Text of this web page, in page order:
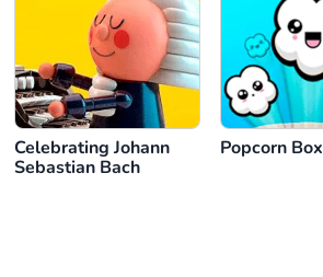
Celebrating Johann
Sebastian Bach
Popcorn Box